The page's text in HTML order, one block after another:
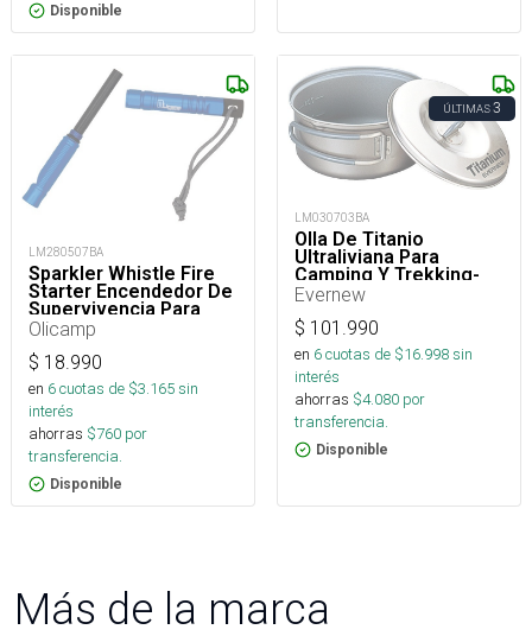
Disponible
LM280507BA
Sparkler Whistle Fire
Starter Encendedor De
Supervivencia Para
Camping
Olicamp
$ 18.990
en 6cuotas de $3.165sin
interés
ahorras $760 por
transferencia.
Disponible
ÚLTIMAS3
LM030703BA
Olla De Titanio
Ultraliviana Para
Camping Y Trekking-
600 Ml
Evernew
$ 101.990
en 6cuotas de $16.998sin
interés
ahorras $4.080 por
transferencia.
Disponible
Más de la marca